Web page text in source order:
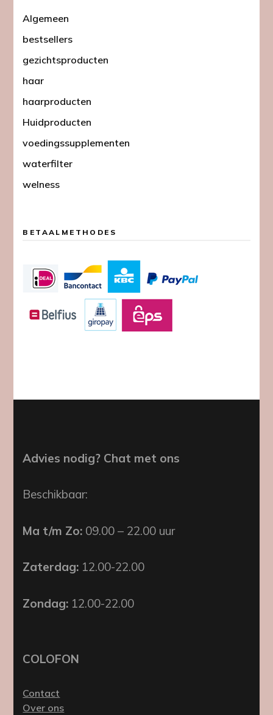
Algemeen
bestsellers
gezichtsproducten
haar
haarproducten
Huidproducten
voedingssupplementen
waterfilter
welness
BETAALMETHODES
Advies nodig? Chat met ons
Beschikbaar:
Ma t/m Zo: 09.00 – 22.00 uur
Zaterdag: 12.00-22.00
Zondag: 12.00-22.00
COLOFON
Contact
Over ons